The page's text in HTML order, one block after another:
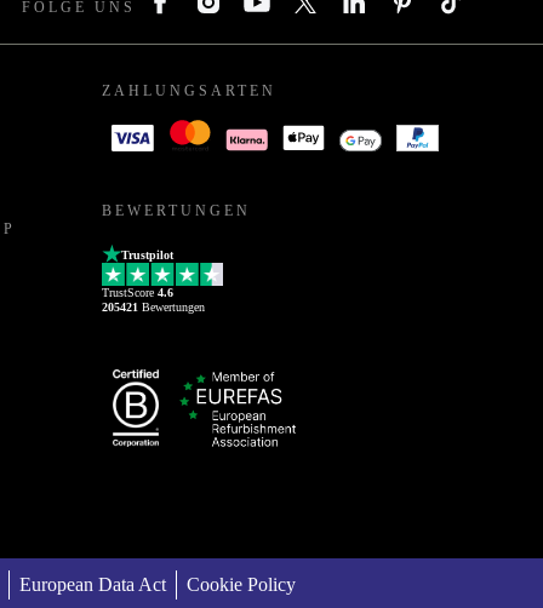
FOLGE UNS
ZAHLUNGSARTEN
BEWERTUNGEN
Trustpilot
TrustScore 4.6
205421 Bewertungen
European Data Act Cookie Policy